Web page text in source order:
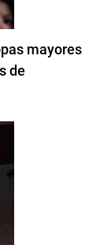
mayores
de